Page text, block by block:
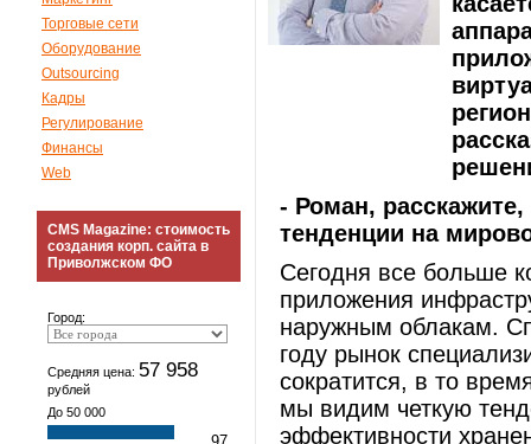
Торговые сети
Оборудование
Outsourcing
Кадры
Регулирование
Финансы
Web
CMS Magazine: стоимость
создания корп. сайта в
Приволжском ФО
Город:
Средняя цена: 57 958
рублей
До 50 000
- Роман,
тенденции на
Сегодня все больше
приложения
наружным облакам.
году рынок
сократится, в то
мы видим четкую
эффективности